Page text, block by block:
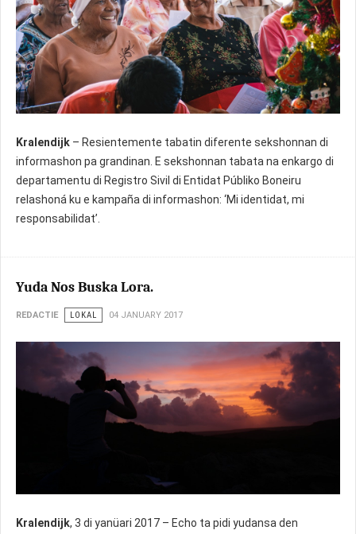
Kralendijk – Resientemente tabatin diferente sekshonnan di
informashon pa grandinan. E sekshonnan tabata na enkargo di
departamentu di Registro Sivil di Entidat Públiko Boneiru
relashoná ku e kampaña di informashon: ‘Mi identidat, mi
responsabilidat’.
Yuda Nos Buska Lora.
REDACTIE LOKAL 04 JANUARY 2017
Kralendijk, 3 di yanüari 2017 – Echo ta pidi yudansa den